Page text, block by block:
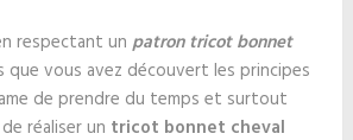
respectant un patron tricot bonnet
vous avez découvert les principes
de prendre du temps et surtout
réaliser un tricot bonnet cheval